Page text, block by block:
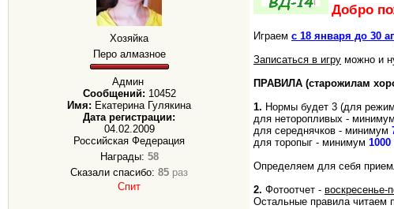
Хозяйка
Перо алмазное
Админ
Сообщений: 10452
Имя: Екатерина Гулякина
Дата регистрации:
04.02.2009
Российская Федерация
Награды: 58
Сказали спасибо: 85 раз
Спит
Добро
Играем с 18 января до 30
Записаться в игру можно и
ПРАВИЛА (старожилам
1. Нормы будет 3 (для
для неторопливых - минимум
для середнячков - минимум
для торопыг - минимум 1000
Определяем для себя
2. Фотоотчет - воскресенье-
Остальные правила читаем